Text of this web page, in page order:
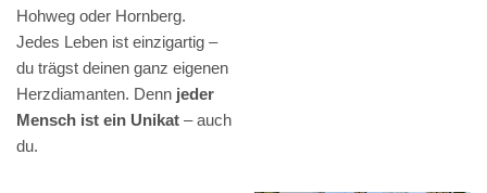
Hohweg oder Hornberg.
Jedes Leben ist einzigartig –
du trägst deinen ganz eigenen
Herzdiamanten. Denn jeder
Mensch ist ein Unikat – auch
du.